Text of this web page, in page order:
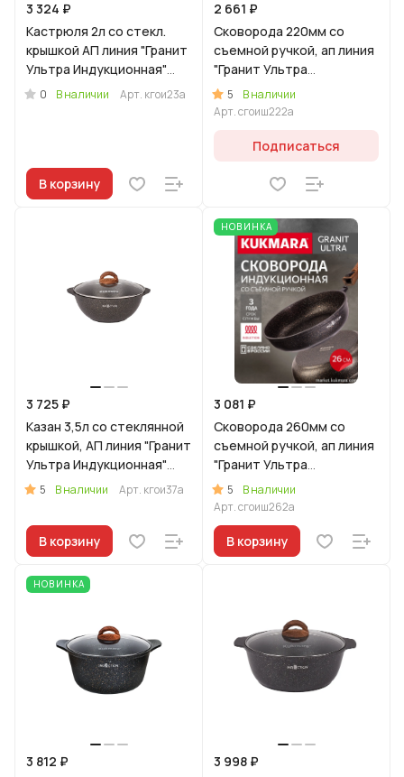
3 324 ₽
Кастрюля 2л со стекл.
крышкой АП линия "Гранит
Ультра Индукционная"
(оригинальный)
0 В наличии Арт. кгои23а
В корзину
2 661 ₽
Сковорода 220мм со
съемной ручкой, ап линия
"Гранит Ультра
Индукционная"
(оригинальный)
5
В наличии
Арт.сгоиш222а
Подписаться
3 725 ₽
Казан 3,5л со стеклянной
крышкой, АП линия "Гранит
Ультра Индукционная"
(оригинальный)
5 В наличии Арт. кгои37а
В корзину
НОВИНКА
3 081 ₽
Сковорода 260мм со
съемной ручкой, ап линия
"Гранит Ультра
Индукционная"
(оригинальный)
5
В наличии
Арт.сгоиш262а
В корзину
НОВИНКА
3 812 ₽
3 998 ₽